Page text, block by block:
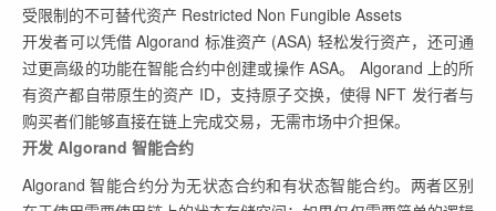
受限制的不可替代资产 Restricted Non Fungible Assets
开发者可以凭借 Algorand 标准资产 (ASA) 轻松发行资产，还可通
过更高级的功能在智能合约中创建或操作 ASA。 Algorand 上的所
有资产都自带原生的资产 ID，支持原子交换，使得 NFT 发行者与
购买者们能够直接在链上完成交易，无需市场中介担保。
开发 Algorand 智能合约
Algorand 智能合约分为无状态合约和有状态智能合约。两者区别